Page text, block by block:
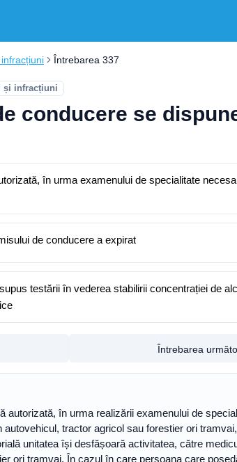
Întrebarea 337
și infracțiuni
conducere se
în urma examenului de specialitate
administrativă a permisului de conducere a expirat
testării în vederea stabilirii concentrației de
Întrebarea
autorizată, în urma realizării examenului de
tractor agricol sau forestier ori
unitatea își desfășoară activitatea, către
ori tramvai. În cazul în care persoana care